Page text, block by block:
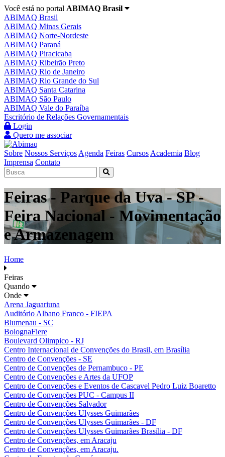
Você está no portal ABIMAQ Brasil
ABIMAQ Brasil
ABIMAQ Minas Gerais
ABIMAQ Norte-Nordeste
ABIMAQ Paraná
ABIMAQ Piracicaba
ABIMAQ Ribeirão Preto
ABIMAQ Rio de Janeiro
ABIMAQ Rio Grande do Sul
ABIMAQ Santa Catarina
ABIMAQ São Paulo
ABIMAQ Vale do Paraíba
Escritório de Relações Governamentais
Login
Quero me associar
Sobre Nossos Serviços Agenda Feiras Cursos Academia Blog
Imprensa Contato
Feiras - Parque da Uva - SP -
Feira Nacional - Movimentação
e Armazenagem
Home
Feiras
Quando
Onde
Arena Jaguariuna
Auditório Albano Franco - FIEPA
Blumenau - SC
BolognaFiere
Boulevard Olimpico - RJ
Centro Internacional de Convenções do Brasil, em Brasília
Centro de Convenções - SE
Centro de Convenções de Pernambuco - PE
Centro de Convenções e Artes da UFOP
Centro de Convenções e Eventos de Cascavel Pedro Luiz Boaretto
Centro de Convenções PUC - Campus II
Centro de Convenções Salvador
Centro de Convenções Ulysses Guimarães
Centro de Convenções Ulysses Guimarães - DF
Centro de Convenções Ulysses Guimarães Brasília - DF
Centro de Convenções, em Aracaju
Centro de Convenções, em Aracaju.